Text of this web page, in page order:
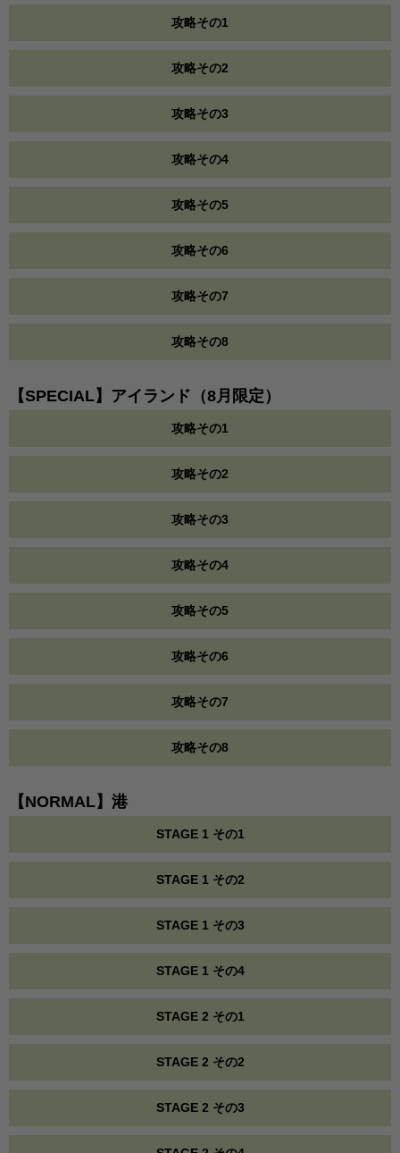
攻略その1
攻略その2
攻略その3
攻略その4
攻略その5
攻略その6
攻略その7
攻略その8
【SPECIAL】アイランド（8月限定）
攻略その1
攻略その2
攻略その3
攻略その4
攻略その5
攻略その6
攻略その7
攻略その8
【NORMAL】港
STAGE 1 その1
STAGE 1 その2
STAGE 1 その3
STAGE 1 その4
STAGE 2 その1
STAGE 2 その2
STAGE 2 その3